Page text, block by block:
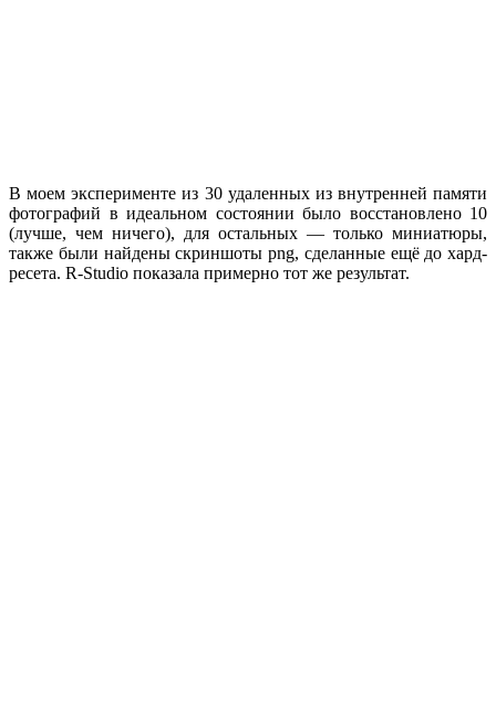
В моем эксперименте из 30 удаленных из внутренней памяти
фотографий в идеальном состоянии было восстановлено 10
(лучше, чем ничего), для остальных — только миниатюры,
также были найдены скриншоты png, сделанные ещё до хард-
ресета. R-Studio показала примерно тот же результат.